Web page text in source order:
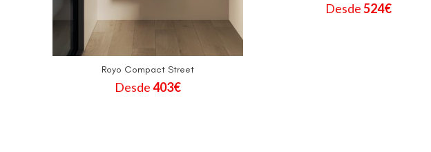
Royo Compact Street
Desde403€
Desde524€